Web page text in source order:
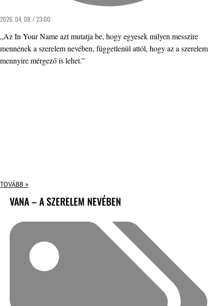
2026. 04. 08. / 23:00
„Az In Your Name azt mutatja be, hogy egyesek milyen messzire
mennének a szerelem nevében, függetlenül attól, hogy az a szerelem
mennyire mérgező is lehet.”
TOVÁBB »
VANA – A SZERELEM NEVÉBEN